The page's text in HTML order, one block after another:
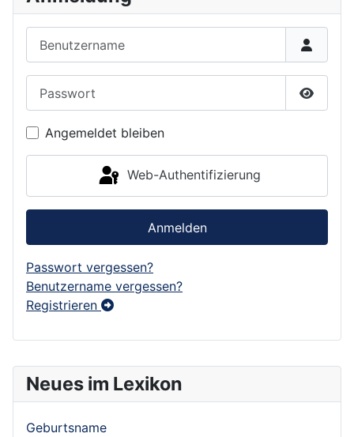
Neues im Lexikon
Geburtsname
Angemeldet bleiben
Web-Authentifizierung
Anmelden
Passwort vergessen?
Benutzername vergessen?
Registrieren